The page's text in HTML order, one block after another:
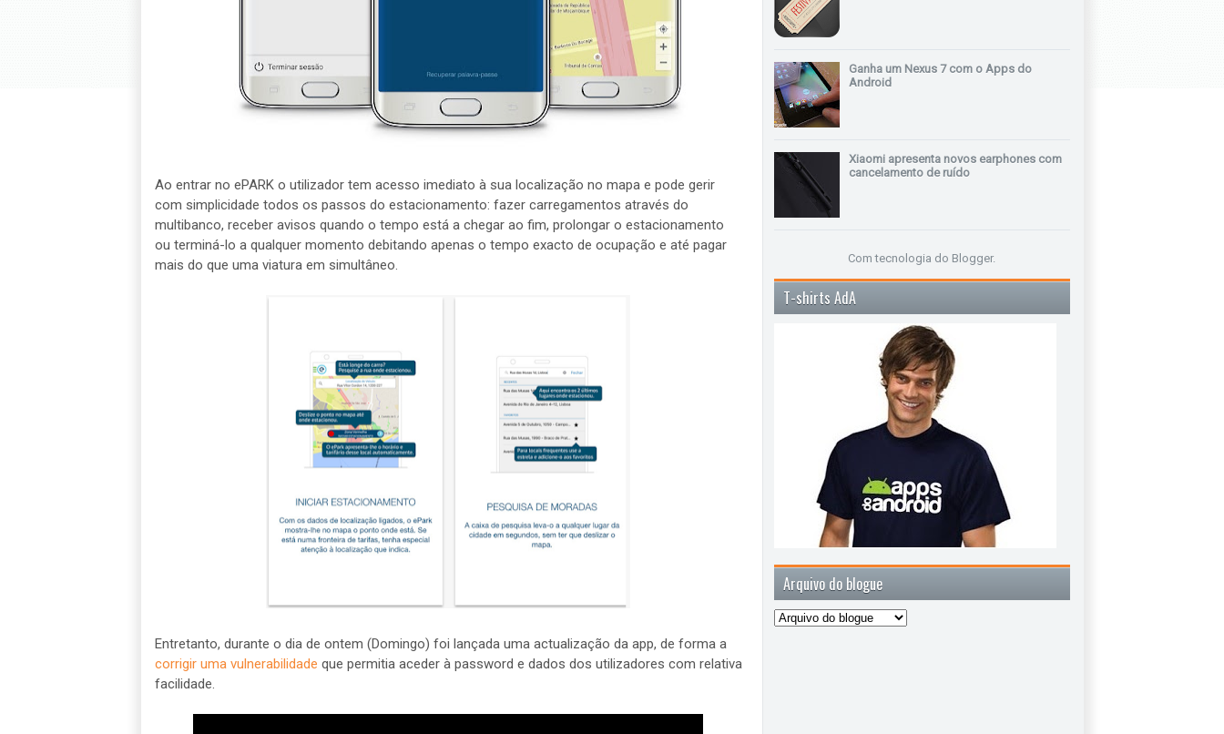
Ao entrar no ePARK o utilizador tem acesso imediato à sua localização no mapa e pode gerir
com simplicidade todos os passos do estacionamento: fazer carregamentos através do
multibanco, receber avisos quando o tempo está a chegar ao fim, prolongar o estacionamento
ou terminá-lo a qualquer momento debitando apenas o tempo exacto de ocupação e até pagar
mais do que uma viatura em simultâneo.
Entretanto, durante o dia de ontem (Domingo) foi lançada uma actualização da app, de forma a
corrigir uma vulnerabilidade que permitia aceder à password e dados dos utilizadores com relativa
facilidade.
Ganha um Nexus 7 com o Apps do
Android
Xiaomi apresenta novos earphones com
cancelamento de ruído
Com tecnologia do Blogger.
T-shirts AdA
Arquivo do blogue